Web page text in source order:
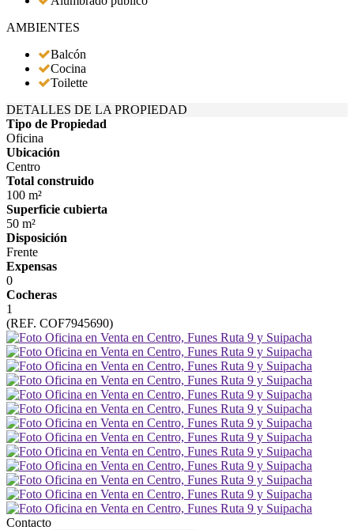
AMBIENTES
Balcón
Cocina
Toilette
DETALLES DE LA PROPIEDAD
Tipo de Propiedad
Oficina
Ubicación
Centro
Total construido
100 m²
Superficie cubierta
50 m²
Disposición
Frente
Expensas
0
Cocheras
1
(REF. COF7945690)
Contacto